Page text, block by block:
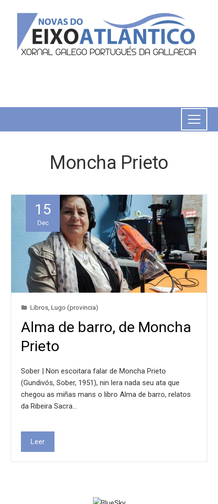
Moncha Prieto
15
Dec
Libros ,Lugo (provincia)
Alma de barro, de Moncha
Prieto
Sober | Non escoitara falar de Moncha Prieto
(Gundivós, Sober, 1951), nin lera nada seu ata que
chegou as miñas mans o libro Alma de barro, relatos
da Ribeira Sacra…
Leer